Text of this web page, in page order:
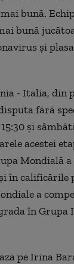
bună.
bună
și
- Italia, din
fără
şi
acestei
Mondială
în
a
în Grupa
pe Irina